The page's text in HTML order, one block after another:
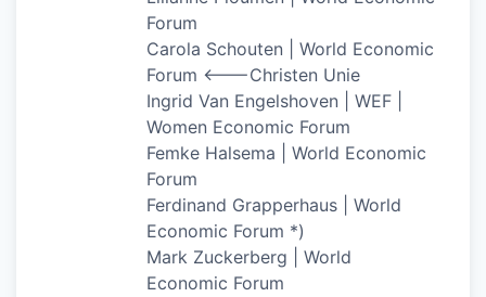
Forum
Carola Schouten | World Economic
Forum <——-Christen Unie
Ingrid Van Engelshoven | WEF |
Women Economic Forum
Femke Halsema | World Economic
Forum
Ferdinand Grapperhaus | World
Economic Forum *)
Mark Zuckerberg | World
Economic Forum